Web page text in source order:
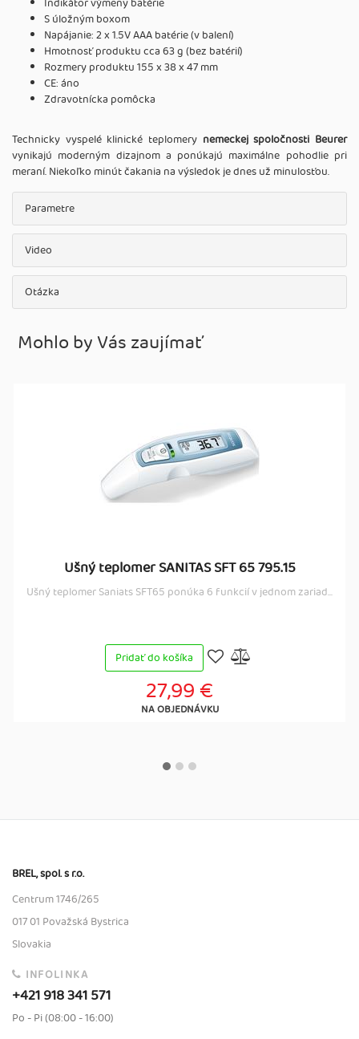
S úložným boxom
Napájanie: 2 x 1.5V AAA batérie (v balení)
Hmotnosť produktu cca 63 g (bez batérií)
Rozmery produktu 155 x 38 x 47 mm
CE: áno
Zdravotnícka pomôcka
Technicky vyspelé klinické teplomery nemeckej spoločnosti Beurer
vynikajú moderným dizajnom a ponúkajú maximálne pohodlie pri
meraní. Niekoľko minút čakania na výsledok je dnes už minulosťou.
Parametre
Video
Otázka
Mohlo by Vás zaujímať
Ušný teplomer SANITAS SFT 65 795.15
Ušný teplomer Saniats SFT65 ponúka 6 funkcií v jednom zariad...
Pridať do košíka
27,99 €
NA OBJEDNÁVKU
BREL, spol. s r.o.
Centrum 1746/265
017 01 Považská Bystrica
Slovakia
INFOLINKA
+421 918 341 571
Po - Pi (08:00 - 16:00)